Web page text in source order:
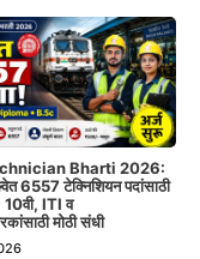
Bharti 2026:
6557 टेक्निशियन पदांसाठी
10वी, ITI व
मोठी संधी